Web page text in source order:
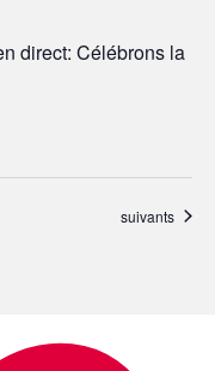
direct: Célébrons la
Événements
suivants